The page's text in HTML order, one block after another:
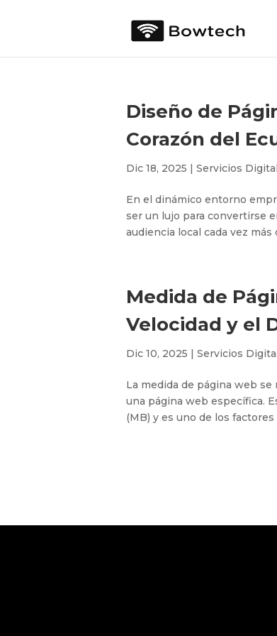
Diseño de
Corazón del
Dic 18, 2025 | Servicios
En el dinámico entorno
ser un lujo para convertirse
audiencia local cada vez
Medida de
Velocidad y el
Dic 10, 2025 | Servicios
La medida de página web
una página web específica.
(MB) y es uno de los